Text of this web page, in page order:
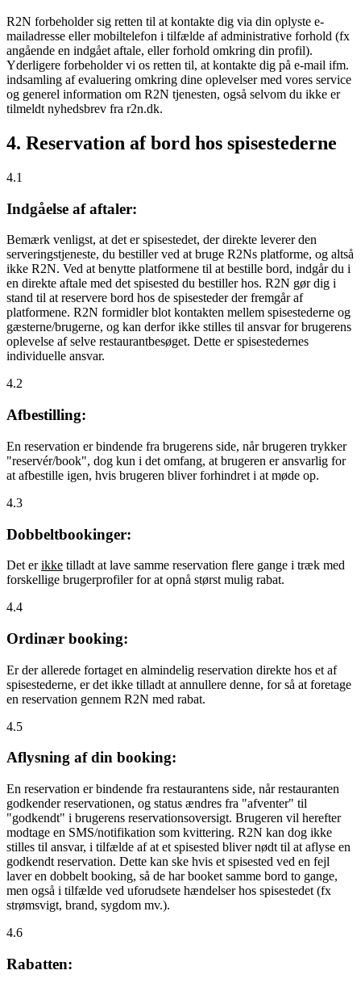
R2N forbeholder sig retten til at kontakte dig via din oplyste e-
mailadresse eller mobiltelefon i tilfælde af administrative forhold (fx
angående en indgået aftale, eller forhold omkring din profil).
Yderligere forbeholder vi os retten til, at kontakte dig på e-mail ifm.
indsamling af evaluering omkring dine oplevelser med vores service
og generel information om R2N tjenesten, også selvom du ikke er
tilmeldt nyhedsbrev fra r2n.dk.
4. Reservation af bord hos spisestederne
4.1
Indgåelse af aftaler:
Bemærk venligst, at det er spisestedet, der direkte leverer den
serveringstjeneste, du bestiller ved at bruge R2Ns platforme, og altså
ikke R2N. Ved at benytte platformene til at bestille bord, indgår du i
en direkte aftale med det spisested du bestiller hos. R2N gør dig i
stand til at reservere bord hos de spisesteder der fremgår af
platformene. R2N formidler blot kontakten mellem spisestederne og
gæsterne/brugerne, og kan derfor ikke stilles til ansvar for brugerens
oplevelse af selve restaurantbesøget. Dette er spisestedernes
individuelle ansvar.
4.2
Afbestilling:
En reservation er bindende fra brugerens side, når brugeren trykker
"reservér/book", dog kun i det omfang, at brugeren er ansvarlig for
at afbestille igen, hvis brugeren bliver forhindret i at møde op.
4.3
Dobbeltbookinger:
Det erikke tilladt at lave samme reservation flere gange i træk med
forskellige brugerprofiler for at opnå størst mulig rabat.
4.4
Ordinær booking:
Er der allerede fortaget en almindelig reservation direkte hos et af
spisestederne, er det ikke tilladt at annullere denne, for så at foretage
en reservation gennem R2N med rabat.
4.5
Aflysning af din booking:
En reservation er bindende fra restaurantens side, når restauranten
godkender reservationen, og status ændres fra "afventer" til
"godkendt" i brugerens reservationsoversigt. Brugeren vil herefter
modtage en SMS/notifikation som kvittering. R2N kan dog ikke
stilles til ansvar, i tilfælde af at et spisested bliver nødt til at aflyse en
godkendt reservation. Dette kan ske hvis et spisested ved en fejl
laver en dobbelt booking, så de har booket samme bord to gange,
men også i tilfælde ved uforudsete hændelser hos spisestedet (fx
strømsvigt, brand, sygdom mv.).
4.6
Rabatten: